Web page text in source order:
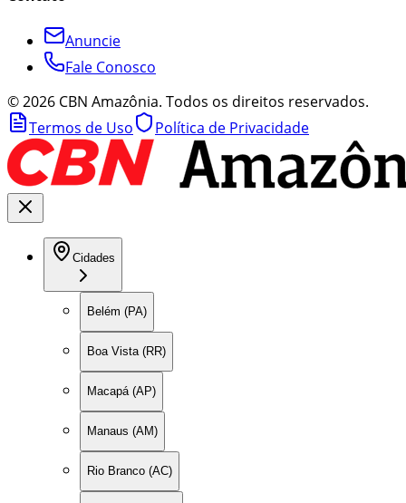
Anuncie
Fale Conosco
©2026 CBN Amazônia. Todos os direitos reservados.
Termos de Uso
Política de Privacidade
Cidades
Belém (PA)
Boa Vista (RR)
Macapá (AP)
Manaus (AM)
Rio Branco (AC)